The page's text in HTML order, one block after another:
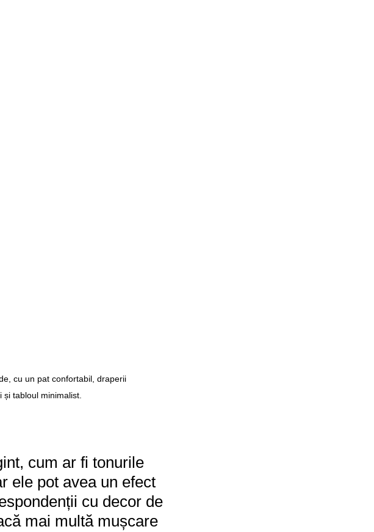
cu un pat confortabil, draperii
tabloul minimalist.
cum ar fi tonurile
ele pot avea un efect
cu decor de
mai multă mușcare